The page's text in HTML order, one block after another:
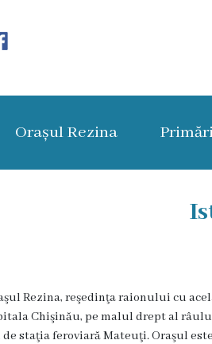
Orașul Rezina
Rezina, reşedinţa raionului cu
Chişinău, pe malul drept al
de staţia feroviară Mateuţi. Oraşul